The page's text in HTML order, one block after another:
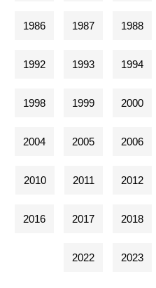
1986 1987 1988
1992 1993 1994
1998 1999 2000
2004 2005 2006
2010 2011 2012
2016 2017 2018
2022 2023